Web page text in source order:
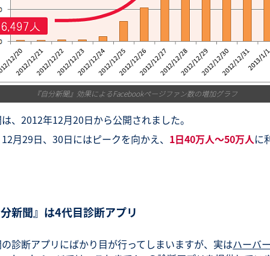
『自分新聞』効果によるFacebookページファン数の増加グラフ
、2012年12月20日から公開されました。
月29日、30日にはピークを向かえ、 1日40万人～50万人に
新聞』は4代目診断アプリ
診断アプリにばかり目が行ってしまいますが、実はハーバ